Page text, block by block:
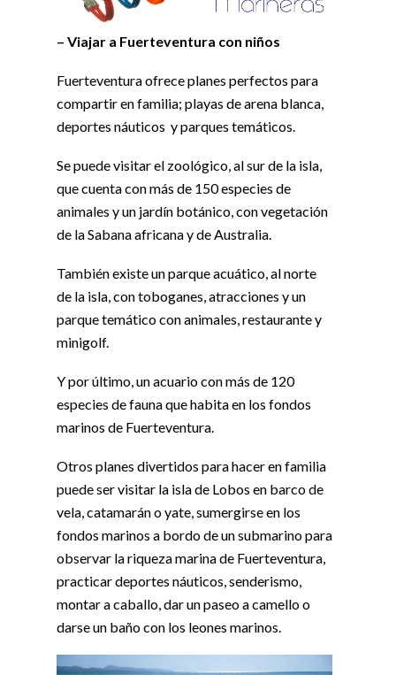
– Viajar a Fuerteventura con niños
Fuerteventura ofrece planes perfectos para
compartir en familia; playas de arena blanca,
deportes náuticos y parques temáticos.
Se puede visitar el zoológico, al sur de la isla,
que cuenta con más de 150 especies de
animales y un jardín botánico, con vegetación
de la Sabana africana y de Australia.
También existe un parque acuático, al norte
de la isla, con toboganes, atracciones y un
parque temático con animales, restaurante y
minigolf.
Y por último, un acuario con más de 120
especies de fauna que habita en los fondos
marinos de Fuerteventura.
Otros planes divertidos para hacer en familia
puede ser visitar la isla de Lobos en barco de
vela, catamarán o yate, sumergirse en los
fondos marinos a bordo de un submarino para
observar la riqueza marina de Fuerteventura,
practicar deportes náuticos, senderismo,
montar a caballo, dar un paseo a camello o
darse un baño con los leones marinos.